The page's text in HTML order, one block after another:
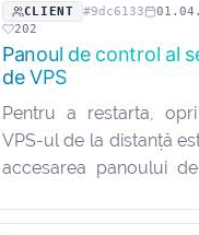
logarea în zona de
care apar probleme în…
CLIENT #9dc6133
202
Panoul de control al
de VPS
Pentru a restarta,
VPS-ul de la distanță
accesarea panoului
Se presupune că s-a